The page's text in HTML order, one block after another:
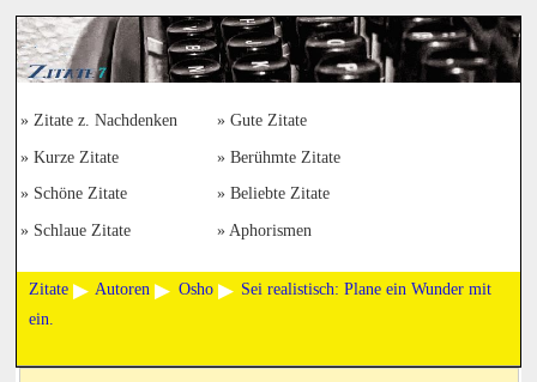
Zitate z. Nachdenken Gute Zitate
Kurze Zitate Berühmte Zitate
Schöne Zitate Beliebte Zitate
Schlaue Zitate Aphorismen
Zitate Autoren Osho
Sei realistisch: Plane ein Wunder mit
ein.